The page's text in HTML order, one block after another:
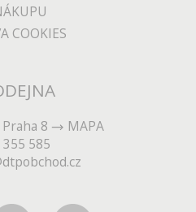
COOKIES
8
MAPA
355 585